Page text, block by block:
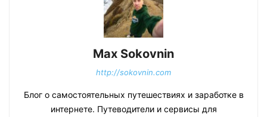
Max Sokovnin
http://sokovnin.com
Блог о самостоятельных путешествиях и заработке в
интернете. Путеводители и сервисы для